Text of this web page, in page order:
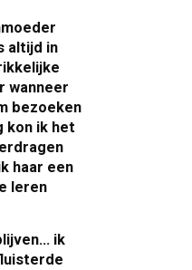
altijd in
wanneer
bezoeken
kon ik het
haar een
leren
ik